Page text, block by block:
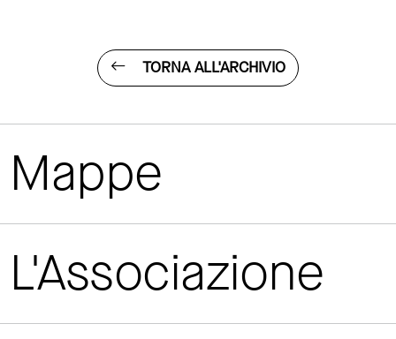
TORNA ALL'ARCHIVIO
Mappe
L'Associazione